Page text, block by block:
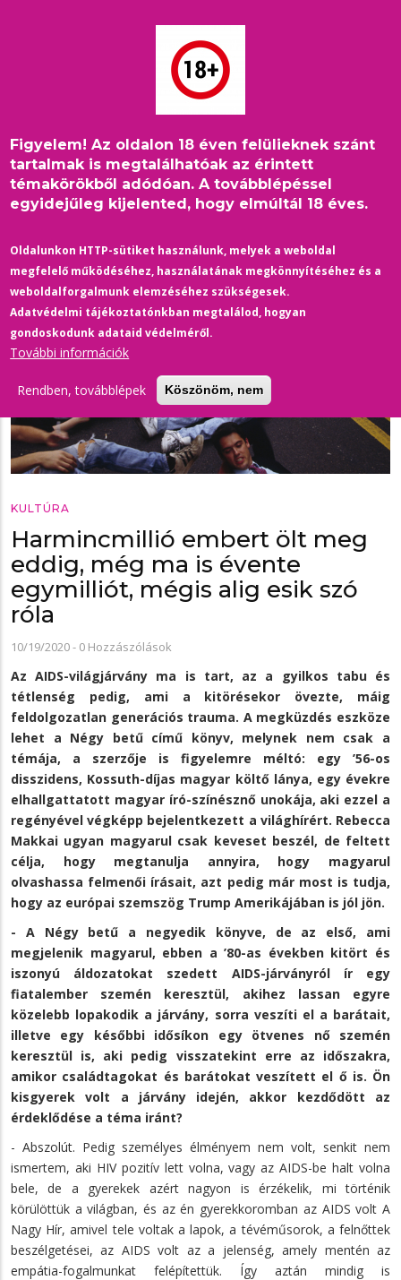
Figyelem! Az oldalon 18 éven felülieknek szánt
tartalmak is megtalálhatóak az érintett
témakörökből adódóan. A továbblépéssel
egyidejűleg kijelented, hogy elmúltál 18 éves.
Oldalunkon HTTP-sütiket használunk, melyek a weboldal
megfelelő működéséhez, használatának megkönnyítéséhez és a
weboldalforgalmunk elemzéséhez szükségesek.
Adatvédelmi tájékoztatónkban megtalálod, hogyan
gondoskodunk adataid védelméről.
További információk
Rendben, továbblépek Köszönöm, nem
Morzsa
Címlap /2020 / Kultúra /
Harmincmillió embert ölt meg eddig, még ma is évente
egymilliót, mégis alig esik szó róla
KULTÚRA
Harmincmillió embert ölt meg
eddig, még ma is évente
egymilliót, mégis alig esik szó
róla
10/19/2020- 0 Hozzászólások
Az AIDS-világjárvány ma is tart, az a gyilkos tabu és
tétlenség pedig, ami a kitörésekor övezte, máig
feldolgozatlan generációs trauma. A megküzdés eszköze
lehet a Négy betű című könyv, melynek nem csak a
témája, a szerzője is figyelemre méltó: egy ’56-os
disszidens, Kossuth-díjas magyar költő lánya, egy évekre
elhallgattatott magyar író-színésznő unokája, aki ezzel a
regényével végképp bejelentkezett a világhírért. Rebecca
Makkai ugyan magyarul csak keveset beszél, de feltett
célja, hogy megtanulja annyira, hogy magyarul
olvashassa felmenői írásait, azt pedig már most is tudja,
hogy az európai szemszög Trump Amerikájában is jól jön.
- A Négy betű a negyedik könyve, de az első, ami
megjelenik magyarul, ebben a ’80-as években kitört és
iszonyú áldozatokat szedett AIDS-járványról ír egy
fiatalember szemén keresztül, akihez lassan egyre
közelebb lopakodik a járvány, sorra veszíti el a barátait,
illetve egy későbbi idősíkon egy ötvenes nő szemén
keresztül is, aki pedig visszatekint erre az időszakra,
amikor családtagokat és barátokat veszített el ő is. Ön
kisgyerek volt a járvány idején, akkor kezdődött az
érdeklődése a téma iránt?
- Abszolút. Pedig személyes élményem nem volt, senkit nem
ismertem, aki HIV pozitív lett volna, vagy az AIDS-be halt volna
bele, de a gyerekek azért nagyon is érzékelik, mi történik
körülöttük a világban, és az én gyerekkoromban az AIDS volt A
Nagy Hír, amivel tele voltak a lapok, a tévéműsorok, a felnőttek
beszélgetései, az AIDS volt az a jelenség, amely mentén az
empátia-fogalmunkat felépítettük. Így aztán mindig is